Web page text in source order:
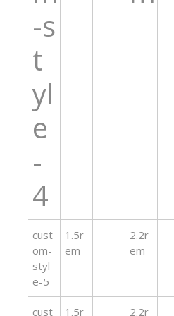
-s
t
yl
e
-
4
cust
om-
styl
e-5
1.5r
em
2.2r
em
cust 1.5r 2.2r